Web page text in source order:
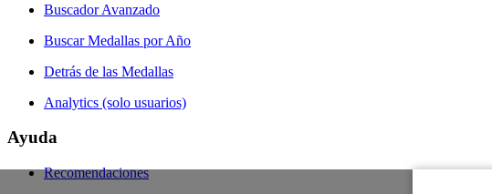
Buscador Avanzado
Buscar Medallas por Año
Detrás de las Medallas
Analytics (solo usuarios)
Ayuda
Recomendaciones